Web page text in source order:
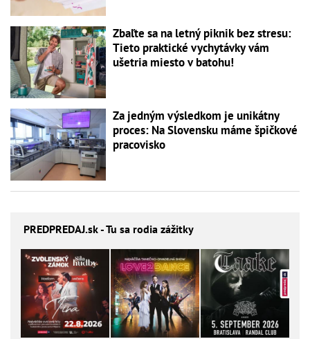
Zbaľte sa na letný piknik bez stresu:
Tieto praktické vychytávky vám
ušetria miesto v batohu!
Za jedným výsledkom je unikátny
proces: Na Slovensku máme špičkové
pracovisko
PREDPREDAJ.sk - Tu sa rodia zážitky